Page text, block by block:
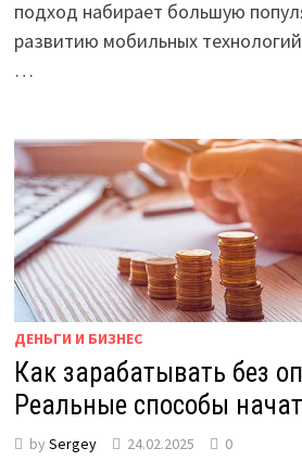
подход набирает большую
развитию мобильных
…
ДЕНЬГИ И БИЗНЕС
Как зарабатывать без
Реальные способы
by Sergey 24.02.2025 0